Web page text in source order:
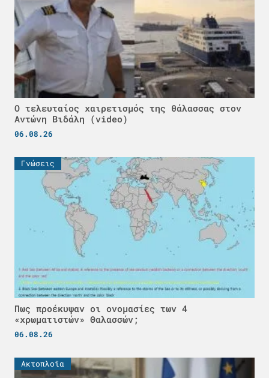
Ο τελευταίος χαιρετισμός της θάλασσας στον
Αντώνη Βιδάλη (video)
06.08.26
Γνώσεις
Πως προέκυψαν οι ονομασίες των 4
«χρωματιστών» Θαλασσών;
06.08.26
Ακτοπλοϊα